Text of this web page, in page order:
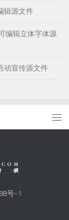
辑源文件
编辑立体字体源
动宣传源文件
号-1